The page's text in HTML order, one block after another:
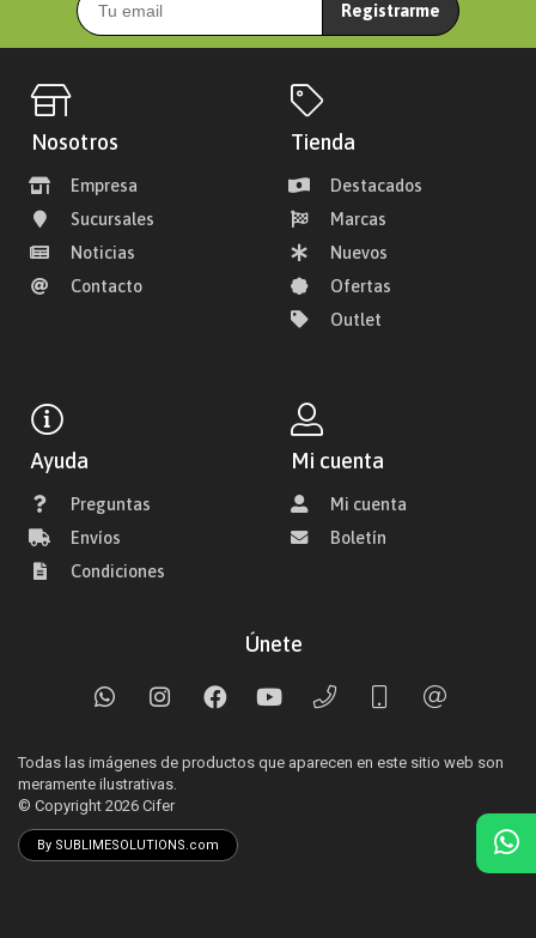
Registrarme
Nosotros
Empresa
Sucursales
Noticias
Contacto
Tienda
Destacados
Marcas
Nuevos
Ofertas
Outlet
Ayuda
Preguntas
Envíos
Condiciones
Mi cuenta
Mi cuenta
Boletín
Únete
Todas las imágenes de productos que aparecen en este sitio web son
meramente ilustrativas.
© Copyright 2026 Cifer
By SUBLIMESOLUTIONS.com